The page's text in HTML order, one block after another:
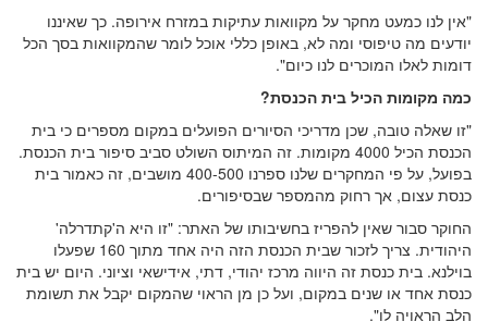
"אין לנו כמעט מחקר על מקוואות עתיקות במזרח אירופה. כך שאיננו
יודעים מה טיפוסי ומה לא, באופן כללי אוכל לומר שהמקוואות בסך הכל
דומות לאלו המוכרים לנו כיום".
כמה מקומות הכיל בית הכנסת?
"זו שאלה טובה, שכן מדריכי הסיורים הפועלים במקום מספרים כי בית
הכנסת הכיל 4000 מקומות. זה המיתוס השולט סביב סיפור בית הכנסת.
בפועל, על פי המחקרים שלנו ספרנו 400-500 מושבים, זה כאמור בית
כנסת עצום, אך רחוק מהמספר שבסיפורים.
החוקר סבור שאין להפריז בחשיבותו של האתר: "זו היא ה'קתדרלה'
היהודית. צריך לזכור שבית הכנסת הזה היה אחד מתוך 160 שפעלו
בוילנא. בית כנסת זה היווה מרכז יהודי, דתי, אידישאי וציוני. היום יש בית
כנסת אחד או שנים במקום, ועל כן מן הראוי שהמקום יקבל את תשומת
הלב הראויה לו".